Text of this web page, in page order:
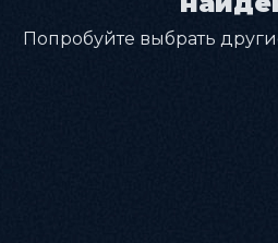
Попробуйте выбрать